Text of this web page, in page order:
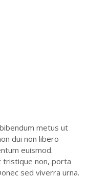
metus ut
dui non libero
euismod.
tristique non, porta
sed viverra urna.